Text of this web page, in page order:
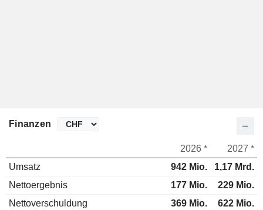
Finanzen
2026 *
2027 *
Umsatz
942 Mio.
1,17 Mrd.
Nettoergebnis
177 Mio.
229 Mio.
Nettoverschuldung
369 Mio. 622 Mio.